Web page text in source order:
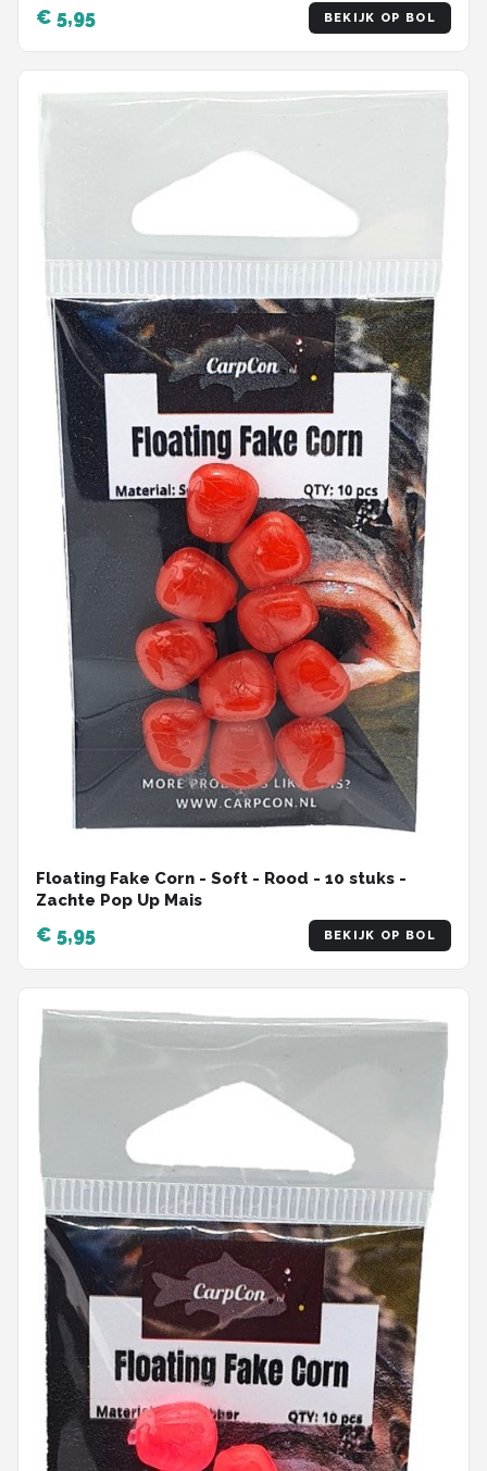
€ 5,95 BEKIJK OP BOL
Floating Fake Corn - Soft - Rood - 10 stuks -
Zachte Pop Up Mais
€ 5,95 BEKIJK OP BOL